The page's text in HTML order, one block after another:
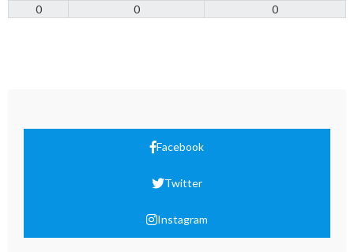
0
0 0
Facebook
Twitter
Instagram